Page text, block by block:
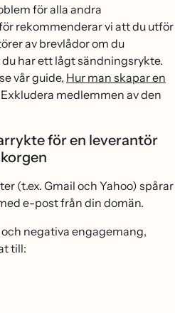
för alla andra
rekommenderar vi att du utför
av brevlådor om du
har ett lågt sändningsrykte.
vår guide, Hur man skapar en
Exkludera medlemmen av den
för en leverantör
(t.ex. Gmail och Yahoo) spårar
e-post från din domän.
negativa engagemang,
till: